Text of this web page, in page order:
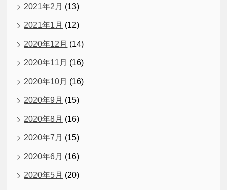
2021年2月 (13)
2021年1月 (12)
2020年12月 (14)
2020年11月 (16)
2020年10月 (16)
2020年9月 (15)
2020年8月 (16)
2020年7月 (15)
2020年6月 (16)
2020年5月 (20)